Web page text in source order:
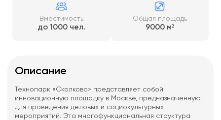
Вместимость
до 1000 чел.
Общая площадь
9000 м²
Описание
Технопарк «Сколково» представляет собой
инновационную площадку в Москве, предназначенную
для проведения деловых и социокультурных
мероприятий. Эта многофункциональная структура